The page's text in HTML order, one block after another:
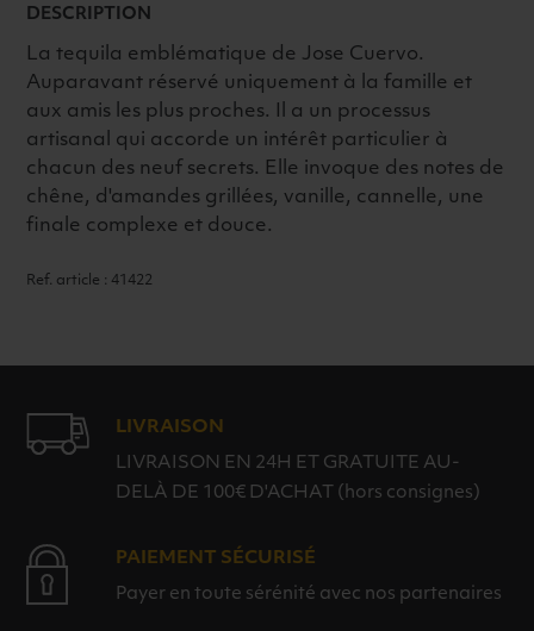
RESERVA
DE
LA
FAMILIA
EXTRA
AÑEJO
DESCRIPTION
La tequila emblématique de Jose Cuervo.
Auparavant réservé uniquement à la famille et
aux amis les plus proches. Il a un processus
artisanal qui accorde un intérêt particulier à
chacun des neuf secrets. Elle invoque des notes de
chêne, d'amandes grillées, vanille, cannelle, une
finale complexe et douce.
Ref. article : 41422
LIVRAISON
LIVRAISON EN 24H ET GRATUITE AU-
DELÀ DE 100€ D'ACHAT (hors consignes)
PAIEMENT SÉCURISÉ
Payer en toute sérénité avec nos partenaires